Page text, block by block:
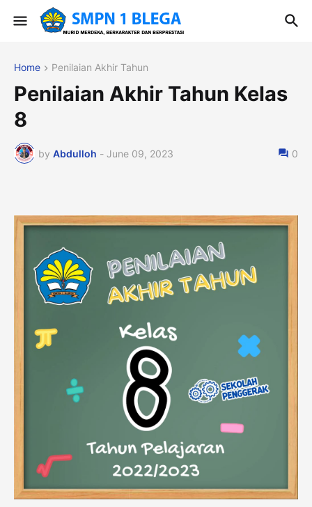
Home Penilaian Akhir Tahun
Penilaian Akhir Tahun Kelas
8
by Abdulloh - June 09, 2023 0